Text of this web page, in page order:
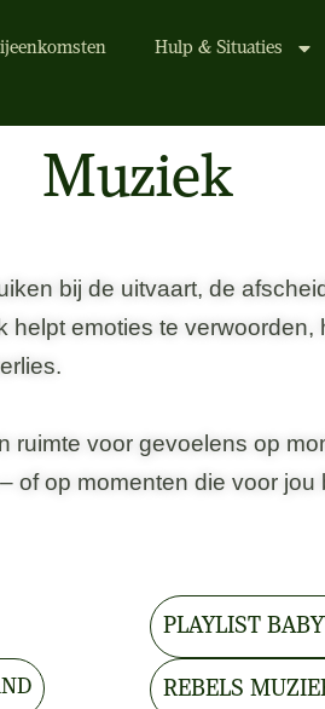
Hulp & Situaties
Muziek
bij de uitvaart, de
emoties te verwoorden,
ruimte voor gevoelens op
of op momenten die voor jou
PLAYLIST
REBELS